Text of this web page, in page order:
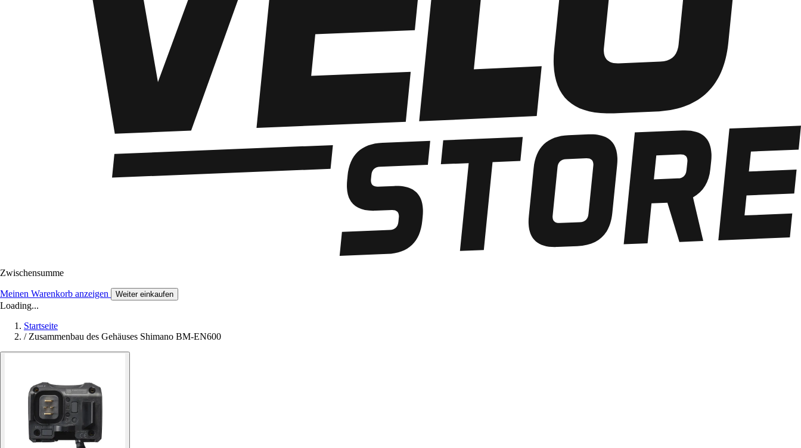
Zwischensumme
Meinen Warenkorb anzeigen Weiter einkaufen
Loading...
Startseite
/ Zusammenbau des Gehäuses Shimano BM-EN600